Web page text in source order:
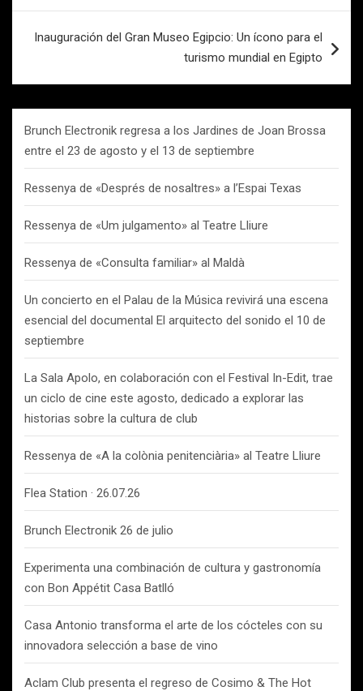
Inauguración del Gran Museo Egipcio: Un ícono para el
turismo mundial en Egipto
Brunch Electronik regresa a los Jardines de Joan Brossa
entre el 23 de agosto y el 13 de septiembre
Ressenya de «Després de nosaltres» a l’Espai Texas
Ressenya de «Um julgamento» al Teatre Lliure
Ressenya de «Consulta familiar» al Maldà
Un concierto en el Palau de la Música revivirá una escena
esencial del documental El arquitecto del sonido el 10 de
septiembre
La Sala Apolo, en colaboración con el Festival In-Edit, trae
un ciclo de cine este agosto, dedicado a explorar las
historias sobre la cultura de club
Ressenya de «A la colònia penitenciària» al Teatre Lliure
Flea Station · 26.07.26
Brunch Electronik 26 de julio
Experimenta una combinación de cultura y gastronomía
con Bon Appétit Casa Batlló
Casa Antonio transforma el arte de los cócteles con su
innovadora selección a base de vino
Aclam Club presenta el regreso de Cosimo & The Hot